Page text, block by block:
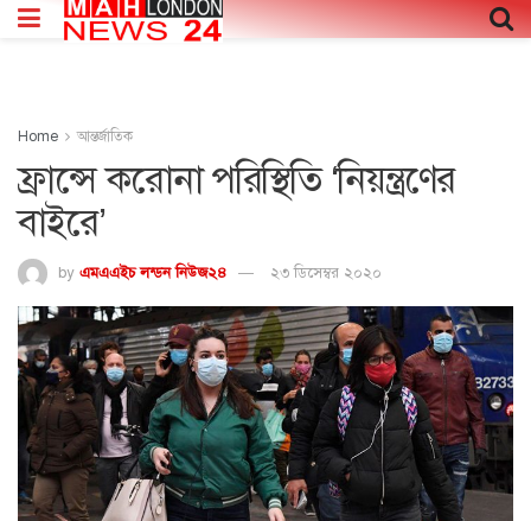
Home আন্তর্জাতিক
ফ্রান্সে করোনা পরিস্থিতি ‘নিয়ন্ত্রণের
বাইরে’
by এমএএইচ লন্ডন নিউজ২৪ ২৩ ডিসেম্বর ২০২০